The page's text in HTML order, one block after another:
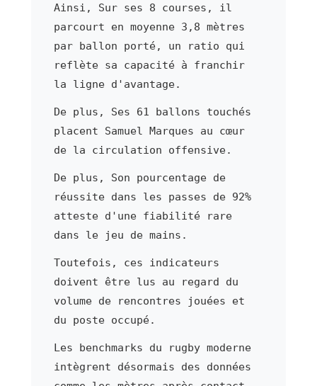
Ainsi, Sur ses 8 courses, il
parcourt en moyenne 3,8 mètres
par ballon porté, un ratio qui
reflète sa capacité à franchir
la ligne d'avantage.
De plus, Ses 61 ballons touchés
placent Samuel Marques au cœur
de la circulation offensive.
De plus, Son pourcentage de
réussite dans les passes de 92%
atteste d'une fiabilité rare
dans le jeu de mains.
Toutefois, ces indicateurs
doivent être lus au regard du
volume de rencontres jouées et
du poste occupé.
Les benchmarks du rugby moderne
intègrent désormais des données